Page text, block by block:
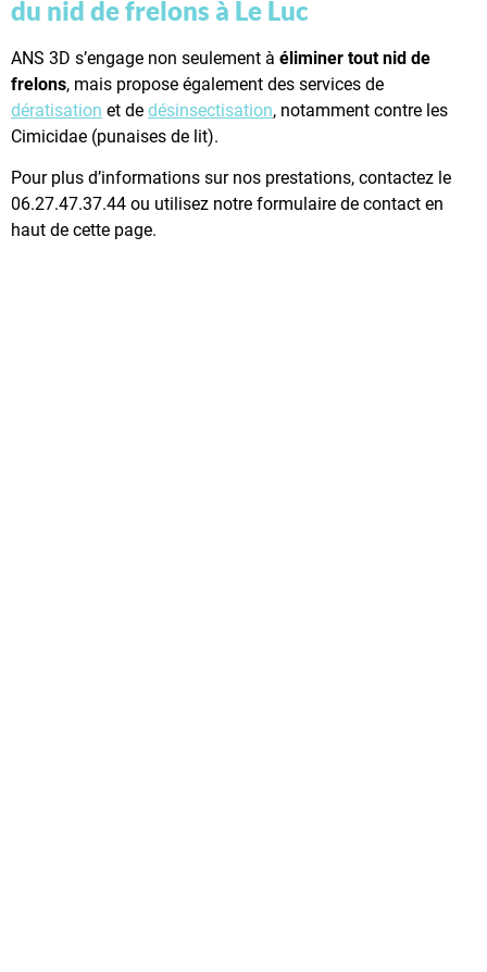
du nid de frelons à Le Luc
ANS 3D s’engage non seulement à éliminer tout nid de
frelons, mais propose également des services de
dératisation et de désinsectisation, notamment contre les
Cimicidae (punaises de lit).
Pour plus d’informations sur nos prestations, contactez le
06.27.47.37.44 ou utilisez notre formulaire de contact en
haut de cette page.